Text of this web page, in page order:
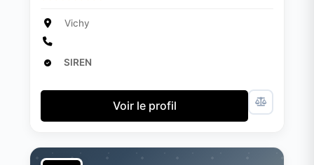
Vichy
SIREN
Voir le profil